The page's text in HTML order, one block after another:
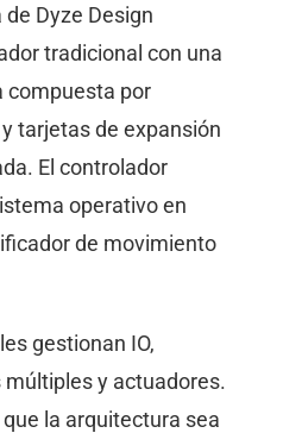
Dyze Design
tradicional con una
compuesta por
tarjetas de expansión
El controlador
operativo en
de movimiento
gestionan IO,
y actuadores.
la arquitectura sea